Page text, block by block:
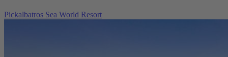
Pickalbatros Sea World Resort